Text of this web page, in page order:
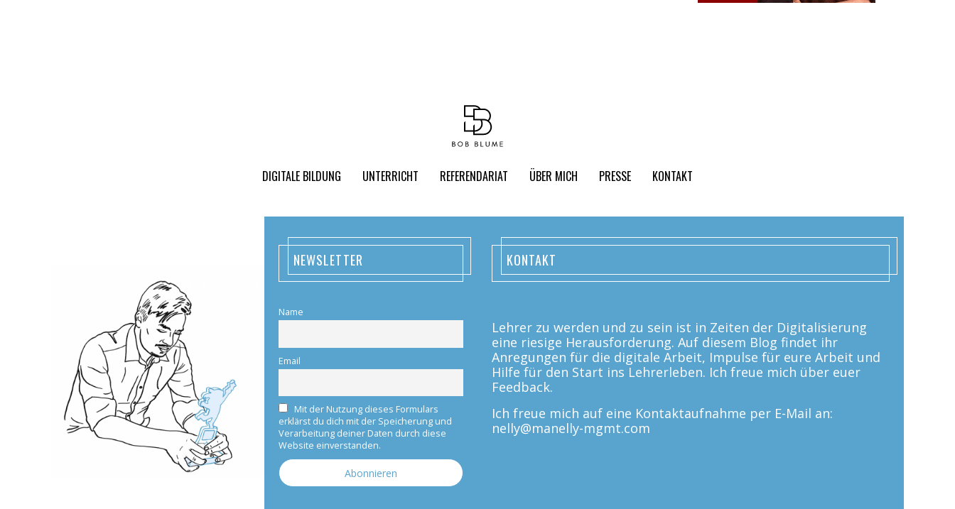
DIGITALE BILDUNG UNTERRICHT REFERENDARIAT ÜBER MICH PRESSE KONTAKT
NEWSLETTER
Name
Email
Mit der Nutzung dieses Formulars
erklärst du dich mit der Speicherung und
Verarbeitung deiner Daten durch diese
Website einverstanden.
KONTAKT
Lehrer zu werden und zu sein ist in Zeiten der Digitalisierung
eine riesige Herausforderung. Auf diesem Blog findet ihr
Anregungen für die digitale Arbeit, Impulse für eure Arbeit und
Hilfe für den Start ins Lehrerleben. Ich freue mich über euer
Feedback.
Ich freue mich auf eine Kontaktaufnahme per E-Mail an:
nelly@manelly-mgmt.com